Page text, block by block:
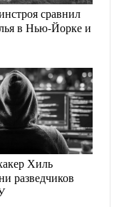
сравнил
в Нью-Йорке и
Хиль
разведчиков